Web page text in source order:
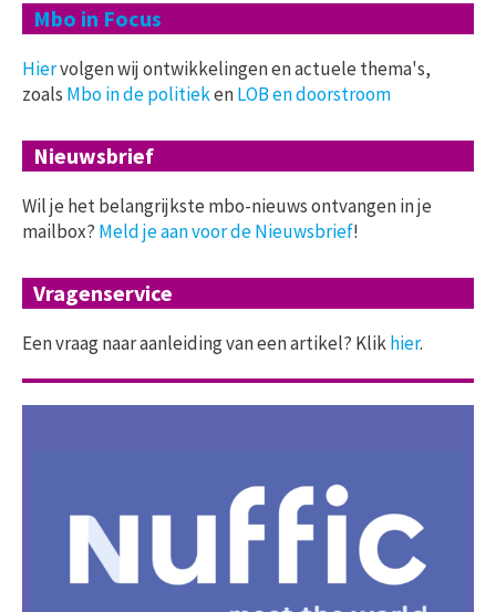
Mbo in Focus
Hiervolgen wij ontwikkelingen en actuele thema's,
zoals Mbo in de politiekenLOB en doorstroom
Nieuwsbrief
Wil je het belangrijkste mbo-nieuws ontvangen in je
mailbox? Meld je aan voor de Nieuwsbrief!
Vragenservice
Een vraag naar aanleiding van een artikel? Klikhier.